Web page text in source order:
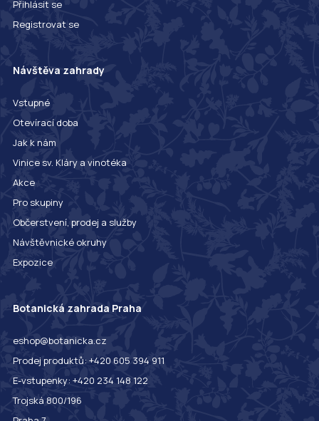
Přihlásit se
Registrovat se
Návštěva zahrady
Vstupné
Otevírací doba
Jak k nám
Vinice sv. Kláry a vinotéka
Akce
Pro skupiny
Občerstvení, prodej a služby
Návštěvnické okruhy
Expozice
Botanická zahrada Praha
eshop@botanicka.cz
Prodej produktů: +420 605 394 911
E-vstupenky: +420 234 148 122
Trojská 800/196